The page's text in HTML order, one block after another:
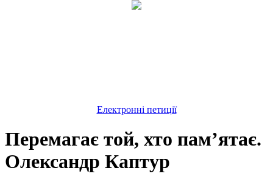
Електронні петиції
Перемагає той, хто пам’ятає.
Олександр Каптур